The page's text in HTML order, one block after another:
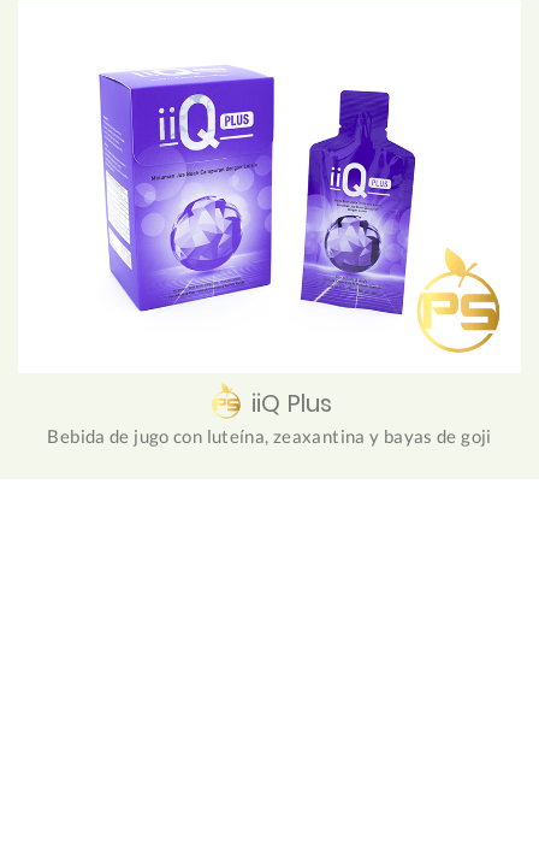
iiQ Plus
Bebida de jugo con luteína, zeaxantina y bayas de goji